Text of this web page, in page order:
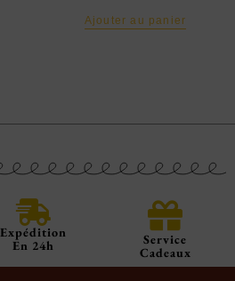
Ajouter au panier
Expédition
En 24h
Service
Cadeaux